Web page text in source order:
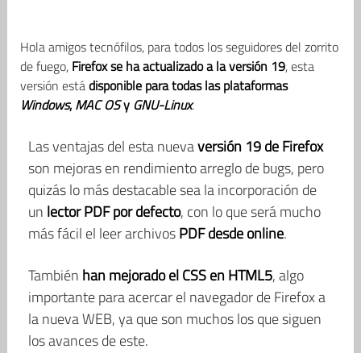
Hola amigos tecnófilos, para todos los seguidores del zorrito
de fuego, Firefox se ha actualizado a la versión 19, esta
versión estádisponible para todas las plataformas
Windows, MAC OSy GNU-Linux.
Las ventajas del esta nuevaversión 19 de Firefox
son mejoras en rendimiento arreglo de bugs, pero
quizás lo más destacable sea la incorporación de
un lector PDF por defecto, con lo que será mucho
más fácil el leer archivosPDF desde online.
También han mejorado el CSS en HTML5, algo
importante para acercar el navegador de Firefox a
la nueva WEB, ya que son muchos los que siguen
los avances de este.